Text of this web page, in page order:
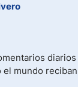
mundo